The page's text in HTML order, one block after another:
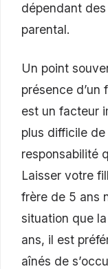
dépendant
parental.
Un point
présence d’un
est un facteur
plus difficile
responsabilité
Laisser votre
frère de 5 ans
situation que
ans, il est
aînés de